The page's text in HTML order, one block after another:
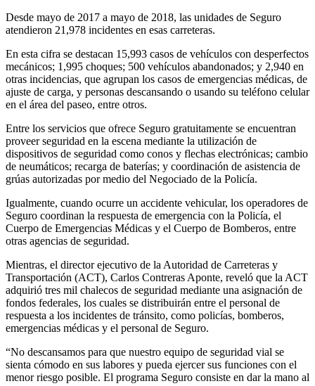
Desde mayo de 2017 a mayo de 2018, las unidades de Seguro
atendieron 21,978 incidentes en esas carreteras.
En esta cifra se destacan 15,993 casos de vehículos con desperfectos
mecánicos; 1,995 choques; 500 vehículos abandonados; y 2,940 en
otras incidencias, que agrupan los casos de emergencias médicas, de
ajuste de carga, y personas descansando o usando su teléfono celular
en el área del paseo, entre otros.
Entre los servicios que ofrece Seguro gratuitamente se encuentran
proveer seguridad en la escena mediante la utilización de
dispositivos de seguridad como conos y flechas electrónicas; cambio
de neumáticos; recarga de baterías; y coordinación de asistencia de
grúas autorizadas por medio del Negociado de la Policía.
Igualmente, cuando ocurre un accidente vehicular, los operadores de
Seguro coordinan la respuesta de emergencia con la Policía, el
Cuerpo de Emergencias Médicas y el Cuerpo de Bomberos, entre
otras agencias de seguridad.
Mientras, el director ejecutivo de la Autoridad de Carreteras y
Transportación (ACT), Carlos Contreras Aponte, reveló que la ACT
adquirió tres mil chalecos de seguridad mediante una asignación de
fondos federales, los cuales se distribuirán entre el personal de
respuesta a los incidentes de tránsito, como policías, bomberos,
emergencias médicas y el personal de Seguro.
“No descansamos para que nuestro equipo de seguridad vial se
sienta cómodo en sus labores y pueda ejercer sus funciones con el
menor riesgo posible. El programa Seguro consiste en dar la mano al